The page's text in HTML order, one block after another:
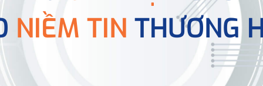
NIỀM TIN THƯƠNG